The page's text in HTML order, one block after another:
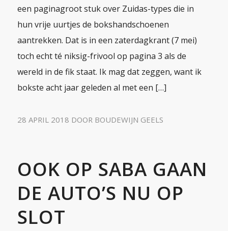
een paginagroot stuk over Zuidas-types die in
hun vrije uurtjes de bokshandschoenen
aantrekken. Dat is in een zaterdagkrant (7 mei)
toch echt té niksig-frivool op pagina 3 als de
wereld in de fik staat. Ik mag dat zeggen, want ik
bokste acht jaar geleden al met een […]
28 APRIL 2018 DOOR BOUDEWIJN GEELS
OOK OP SABA GAAN
DE AUTO’S NU OP
SLOT